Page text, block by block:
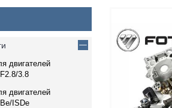
двигателей
3.8
двигателей
ISDe